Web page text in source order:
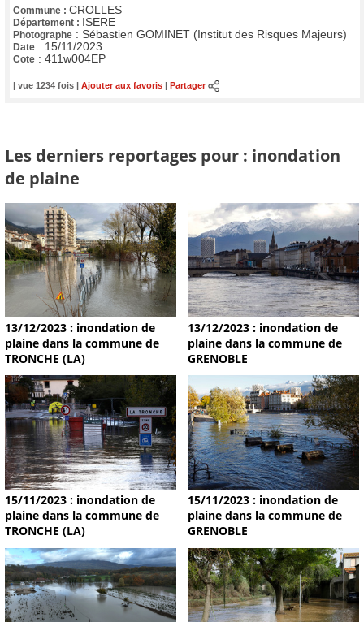
Commune : CROLLES
Département : ISERE
Photographe : Sébastien GOMINET (Institut des Risques Majeurs)
Date : 15/11/2023
Cote : 411w004EP
| vue 1234 fois | Ajouter aux favoris Partager
Les derniers reportages pour : inondation
de plaine
13/12/2023 : inondation de
plaine dans la commune de
TRONCHE (LA)
13/12/2023 : inondation de
plaine dans la commune de
GRENOBLE
15/11/2023 : inondation de
plaine dans la commune de
TRONCHE (LA)
15/11/2023 : inondation de
plaine dans la commune de
GRENOBLE